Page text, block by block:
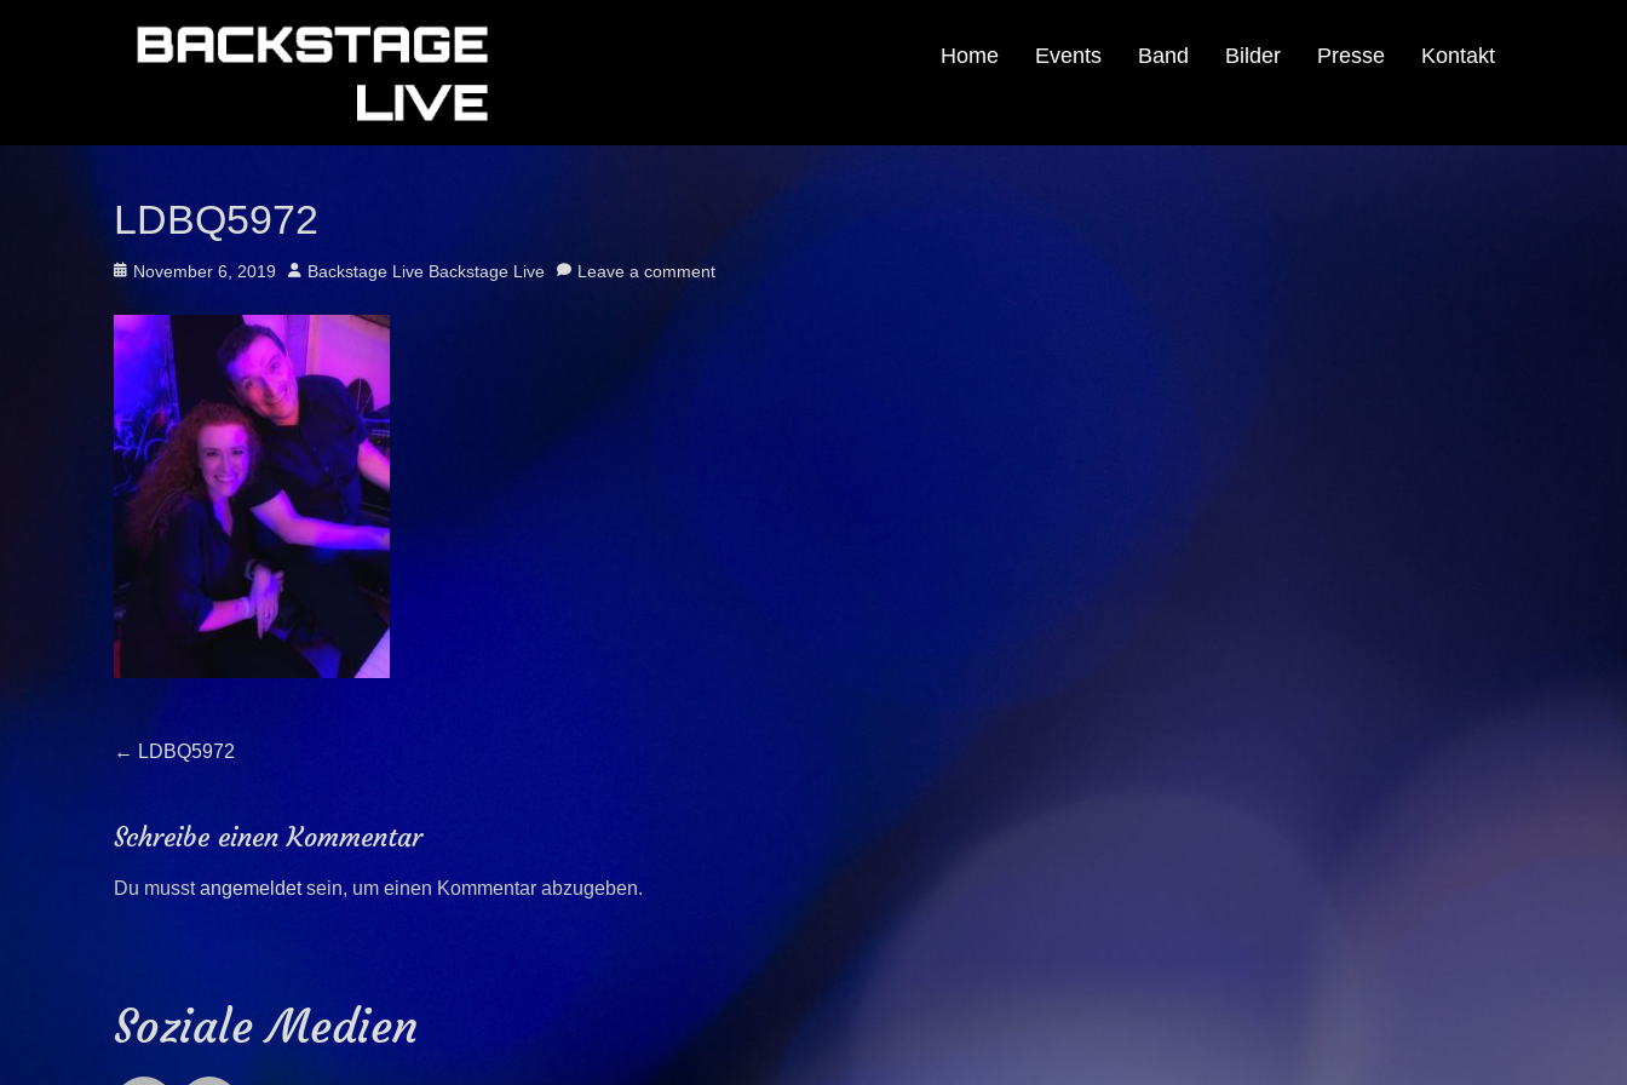
Home Events Band Bilder Presse Kontakt
LDBQ5972
Posted
November 6, 2019 Author
Backstage Live Backstage Live Leave a comment
Beitragsnavigation
← Previous
LDBQ5972
Schreibe einen Kommentar
Du musstangemeldetsein, um einen Kommentar abzugeben.
Soziale Medien